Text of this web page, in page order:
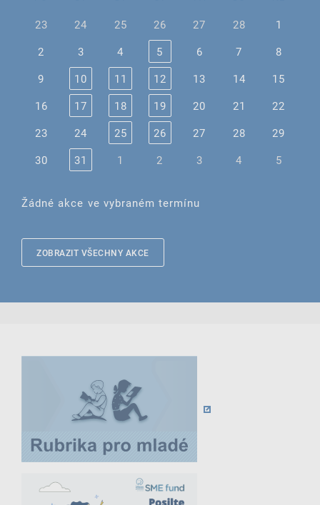
23 24 25 26 27 28
1
2
3 4 5 6 7
8
9
10 11 12 13 14
15
16
17 18 19 20 21
22
23
24 25 26 27 28
29
30
31 1 2 3 4 5
Žádné akce ve vybraném termínu
ZOBRAZIT VŠECHNY AKCE